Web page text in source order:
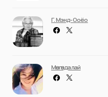
Г. Мэнд-Ооёо
Мөнгөндалай